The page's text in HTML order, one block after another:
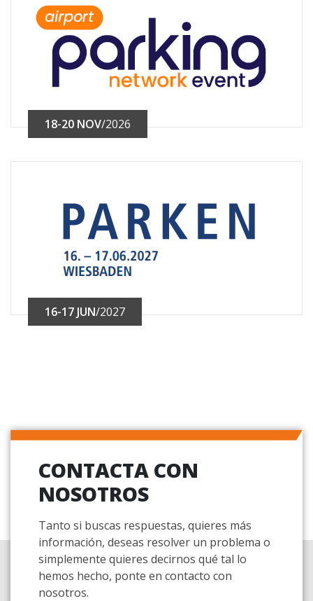
18-20 NOV/2026
16-17 JUN/2027
CONTACTA CON
NOSOTROS
Tanto si buscas respuestas, quieres más
información, deseas resolver un problema o
simplemente quieres decirnos qué tal lo
hemos hecho, ponte en contacto con
nosotros.